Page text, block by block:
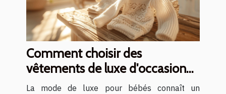
Comment choisir des
vêtements de luxe d'occasion
pour bébés
La mode de luxe pour bébés connaît un